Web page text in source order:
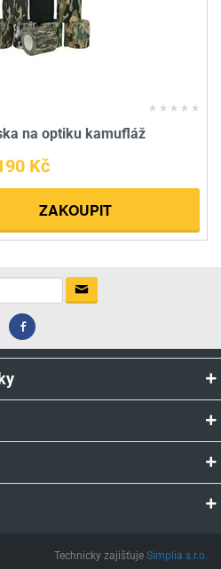
na optiku kamufláž
Kč
ZAKOUPIT
Technicky zajišťuje Simplia s.r.o.